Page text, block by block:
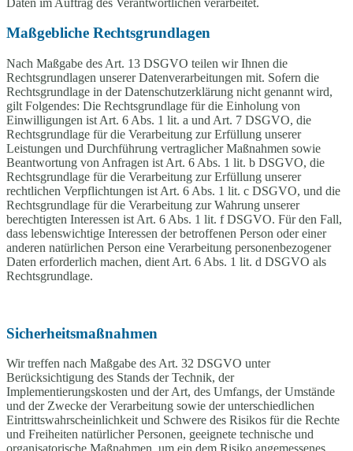
Maßgebliche Rechtsgrundlagen
Nach Maßgabe des Art. 13 DSGVO teilen wir Ihnen die
Rechtsgrundlagen unserer Datenverarbeitungen mit. Sofern die
Rechtsgrundlage in der Datenschutzerklärung nicht genannt wird,
gilt Folgendes: Die Rechtsgrundlage für die Einholung von
Einwilligungen ist Art. 6 Abs. 1 lit. a und Art. 7 DSGVO, die
Rechtsgrundlage für die Verarbeitung zur Erfüllung unserer
Leistungen und Durchführung vertraglicher Maßnahmen sowie
Beantwortung von Anfragen ist Art. 6 Abs. 1 lit. b DSGVO, die
Rechtsgrundlage für die Verarbeitung zur Erfüllung unserer
rechtlichen Verpflichtungen ist Art. 6 Abs. 1 lit. c DSGVO, und die
Rechtsgrundlage für die Verarbeitung zur Wahrung unserer
berechtigten Interessen ist Art. 6 Abs. 1 lit. f DSGVO. Für den Fall,
dass lebenswichtige Interessen der betroffenen Person oder einer
anderen natürlichen Person eine Verarbeitung personenbezogener
Daten erforderlich machen, dient Art. 6 Abs. 1 lit. d DSGVO als
Rechtsgrundlage.
Sicherheitsmaßnahmen
Wir treffen nach Maßgabe des Art. 32 DSGVO unter
Berücksichtigung des Stands der Technik, der
Implementierungskosten und der Art, des Umfangs, der Umstände
und der Zwecke der Verarbeitung sowie der unterschiedlichen
Eintrittswahrscheinlichkeit und Schwere des Risikos für die Rechte
und Freiheiten natürlicher Personen, geeignete technische und